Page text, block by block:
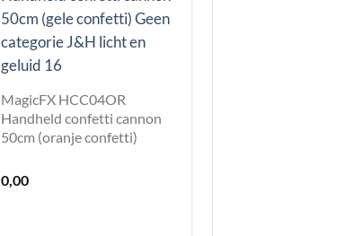
MagicFX HCC04OR
Handheld confetti cannon
50cm (oranje confetti)
0,00